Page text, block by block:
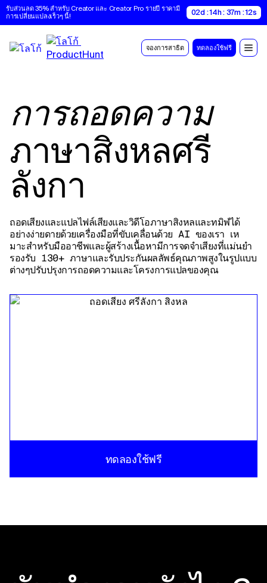
รับส่วนลด 35% สำหรับ Creator และ Creator Pro รายปี ราคามี
การเปลี่ยนแปลงเร็วๆ นี้!
02d : 14h : 37m : 11s
จองการสาธิต ทดลองใช้ฟรี
การถอดความ
ภาษาสิงหลศรี
ลังกา
ถอดเสียงและแปลไฟล์เสียงและวิดีโอภาษาสิงหลและทมิฬได้
อย่างง่ายดายด้วยเครื่องมือที่ขับเคลื่อนด้วย AI ของเรา เห
มาะสําหรับมืออาชีพและผู้สร้างเนื้อหามีการจดจําเสียงที่แม่นยํา
รองรับ 130+ ภาษาและรับประกันผลลัพธ์คุณภาพสูงในรูปแบบ
ต่างๆปรับปรุงการถอดความและโครงการแปลของคุณ
ทดลองใช้ฟรี